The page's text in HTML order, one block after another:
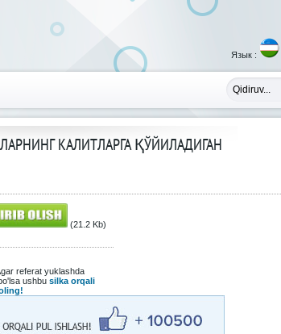
Язык :
КАЛИТЛАРГА ҚЎЙИЛАДИГАН
(21.2 Kb)
referat yuklashda
ushbu silka orqali